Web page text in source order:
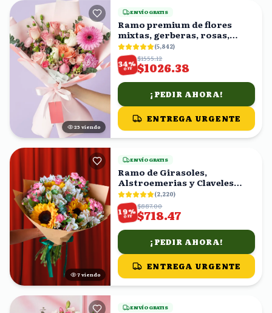
24 viendo
ENVÍO GRATIS
Ramo premium de flores
mixtas, gerberas, rosas,
claveles(5,842)
34%
OFF
$1555.12
$1026.38
¡PEDIR AHORA!
ENTREGA URGENTE
7 viendo
ENVÍO GRATIS
Ramo de Girasoles,
Alstroemerias y Claveles
Rosas
(2,220)
19%
OFF
$887.00
$718.47
¡PEDIR AHORA!
ENTREGA URGENTE
ENVÍO GRATIS